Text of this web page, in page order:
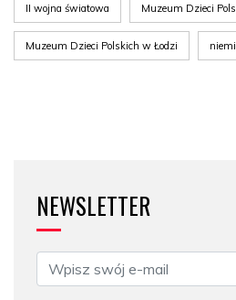
II wojna światowa Muzeum Dzieci
Muzeum Dzieci Polskich w Łodzi
NEWSLETTER